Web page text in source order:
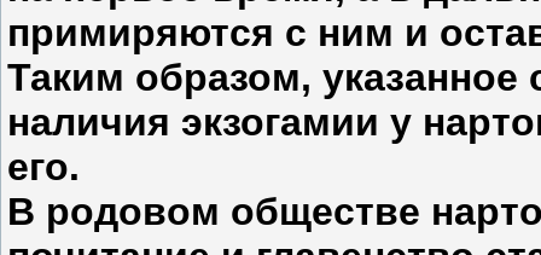
примиряются с ним и
Таким образом, указанное
наличия экзогамии у
его.
В родовом обществе